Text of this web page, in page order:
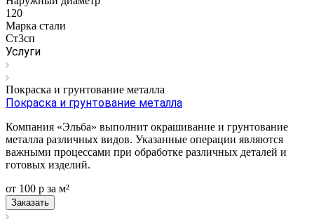
120
Марка стали
Ст3сп
Услуги
Покраска и грунтование металла
Покраска и грунтование металла
Компания «Эльба» выполнит окрашивание и грунтование
металла различных видов. Указанные операции являются
важными процессами при обработке различных деталей и
готовых изделий.
от 100 р за м²
Заказать